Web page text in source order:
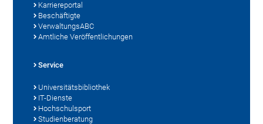
Karriereportal
Beschäftigte
VerwaltungsABC
Amtliche Veröffentlichungen
Service
Universitätsbibliothek
IT-Dienste
Hochschulsport
Studienberatung